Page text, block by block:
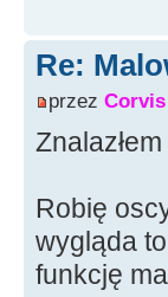
Re:
przez Corvis
Znalazłem
Robię
wygląda
funkcję